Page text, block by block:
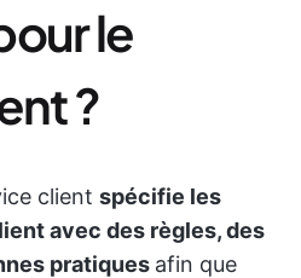
le
?
client spécifie les
avec des règles, des
pratiques afin que